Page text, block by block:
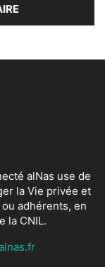
alNas use de
la Vie privée et
adhérents, en
la CNIL.